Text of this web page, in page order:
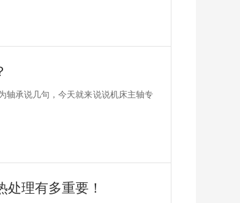
轴承说几句，今天就来说说机床主轴专
理有多重要！